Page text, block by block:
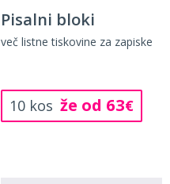
Pisalni bloki
več listne tiskovine za zapiske
10 kos že od 63€